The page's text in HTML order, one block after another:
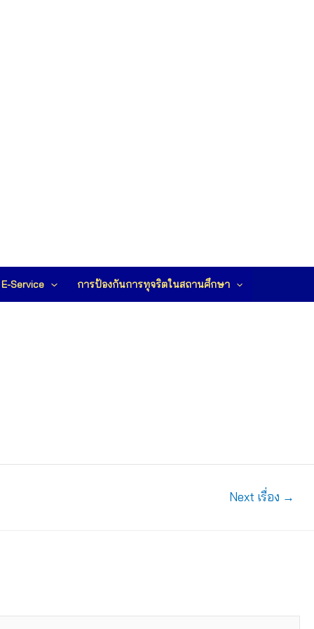
E-Service การป้องกันการทุจริตในสถานศึกษา
Next เรื่อง →